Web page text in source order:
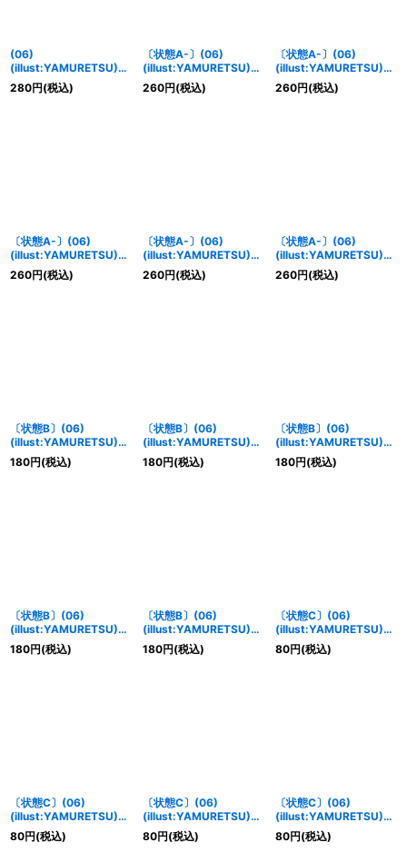
(06)
(illust:YAMURETSU)ガ
ーネット・メモリーブー
スト！！【P】{LM-
280円(税込)
〔状態A-〕(06)
(illust:YAMURETSU)ガ
ーネット・メモリーブー
スト！！【P】{LM-
260円(税込)
〔状態A-〕(06)
(illust:YAMURETSU)ウ
ィスタリア・メモリーブ
ースト！！【P】{LM-
260円(税込)
〔状態A-〕(06)
(illust:YAMURETSU)ア
ンバー・メモリーブース
ト！！【P】{LM-035}
260円(税込)
〔状態A-〕(06)
(illust:YAMURETSU)ジ
ェイド・メモリーブース
ト！！【P】{LM-036}
260円(税込)
〔状態A-〕(06)
(illust:YAMURETSU)セ
ピア・メモリーブース
ト！！【P】{LM-037}
260円(税込)
〔状態B〕(06)
(illust:YAMURETSU)ガ
ーネット・メモリーブー
スト！！【P】{LM-
180円(税込)
〔状態B〕(06)
(illust:YAMURETSU)ウ
ィスタリア・メモリーブ
ースト！！【P】{LM-
180円(税込)
〔状態B〕(06)
(illust:YAMURETSU)ア
ンバー・メモリーブース
ト！！【P】{LM-035}
180円(税込)
〔状態B〕(06)
(illust:YAMURETSU)ジ
ェイド・メモリーブース
ト！！【P】{LM-036}
180円(税込)
〔状態B〕(06)
(illust:YAMURETSU)セ
ピア・メモリーブース
ト！！【P】{LM-037}
180円(税込)
〔状態C〕(06)
(illust:YAMURETSU)ガ
ーネット・メモリーブー
スト！！【P】{LM-
80円(税込)
〔状態C〕(06)
(illust:YAMURETSU)ウ
ィスタリア・メモリーブ
ースト！！【P】{LM-
80円(税込)
〔状態C〕(06)
(illust:YAMURETSU)ア
ンバー・メモリーブース
ト！！【P】{LM-035}
80円(税込)
〔状態C〕(06)
(illust:YAMURETSU)ジ
ェイド・メモリーブース
ト！！【P】{LM-036}
80円(税込)